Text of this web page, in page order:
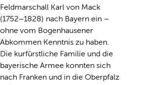
Feldmarschall Karl von Mack
(1752–1828) nach Bayern ein –
ohne vom Bogenhausener
Abkommen Kenntnis zu haben.
Die kurfürstliche Familie und die
bayerische Armee konnten sich
nach Franken und in die Oberpfalz